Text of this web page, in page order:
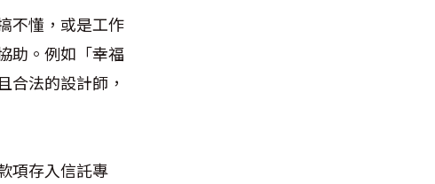
不懂，或是工作
助。例如「幸福
合法的設計師，
項存入信託專